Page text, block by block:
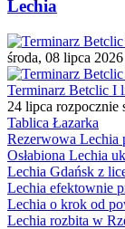
Lechia
środa, 08 lipca 2026
Terminarz Betclic I
24 lipca rozpocznie
Tablica Łazarka
Rezerwowa Lechia
Osłabiona Lechia
Lechia Gdańsk z
Lechia efektownie
Lechia o krok od
Lechia rozbita w